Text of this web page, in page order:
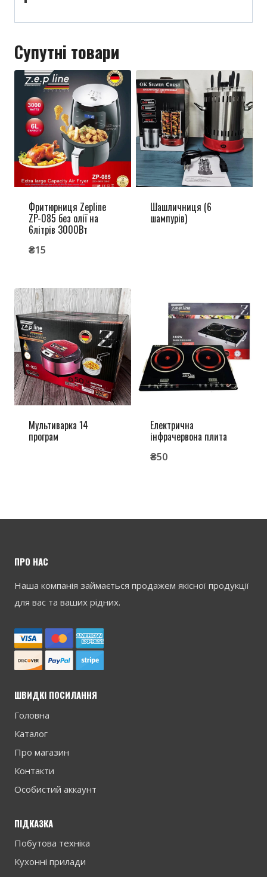
Супутні товари
Фритюрниця Zepline
ZP-085 без олії на
6літрів 3000Вт
₴15
Шашличниця (6
шампурів)
Мультиварка 14
програм
Електрична
інфрачервона плита
₴50
ПРО НАС
Наша компанія займається продажем якісної продукції
для вас та ваших рідних.
ШВИДКІ ПОСИЛАННЯ
Головна
Каталог
Про магазин
Контакти
Особистий аккаунт
ПІДКАЗКА
Побутова техніка
Кухонні прилади